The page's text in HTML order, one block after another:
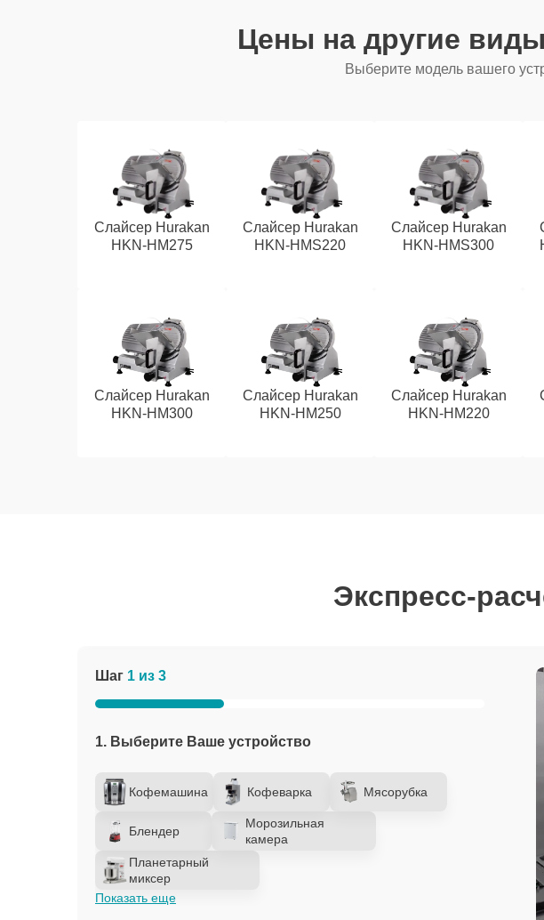
Цены на другие
Выберите модель вашего
Слайсер Hurakan
HKN-HM275
Слайсер Hurakan
HKN-HMS220
Слайсер Hurakan
HKN-HMS300
Слайсер Hurakan
HKN-HM300
Слайсер Hurakan
HKN-HM250
Слайсер Hurakan
HKN-HM220
Экспресс-
Шаг 1 из 3
1. Выберите Ваше устройство
Кофемашина Кофеварка Мясорубка
Блендер
Морозильная
камера
Планетарный
миксер
Показать еще